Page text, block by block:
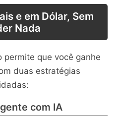
e em Dólar, Sem
Nada
permite que você ganhe
duas estratégias
com IA